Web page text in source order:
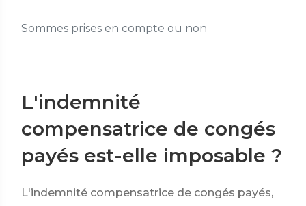
Sommes prises en compte ou non
L'indemnité
compensatrice de congés
payés est-elle imposable ?
L'indemnité compensatrice de congés payés,